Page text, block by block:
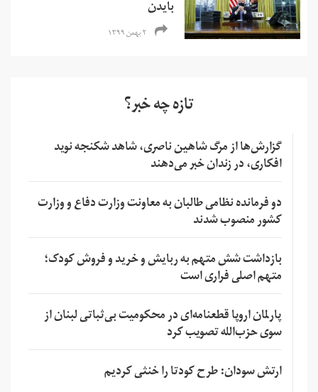
بایدن
۲ بهمن ۱۳۹۹
تازه چه خبر؟
گزارش‌ها از مرگ شاهین ناصری، شاهد شکنجه نوید
افکاری، در زندان خبر می‌دهند
دو فرمانده نظامی طالبان به معاونت وزارت دفاع و وزارت
کشور منصوب شدند
بازداشت شش متهم به ربایش و خرید و فروش کودک؛
متهم اصلی فراری است
پارلمان اروپا قطعنامه‌ای در محکومیت بی‌ثباتی لبنان از
سوی حزب‌الله تصویب کرد
ارتش سودان: طرح کودتا را خنثی کردیم